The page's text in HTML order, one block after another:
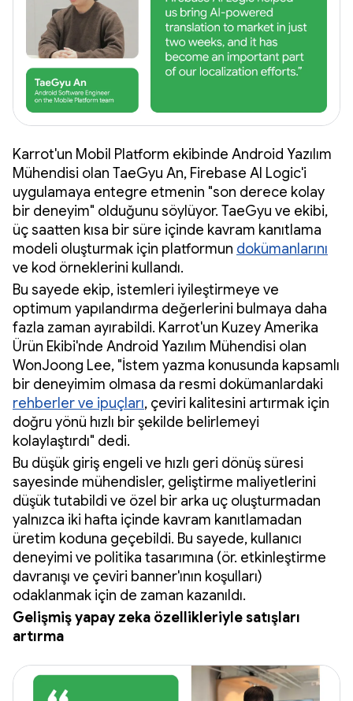
Karrot'un Mobil Platform ekibinde Android Yazılım
Mühendisi olan TaeGyu An, Firebase AI Logic'i
uygulamaya entegre etmenin "son derece kolay
bir deneyim" olduğunu söylüyor. TaeGyu ve ekibi,
üç saatten kısa bir süre içinde kavram kanıtlama
modeli oluşturmak için platformun dokümanlarını
ve kod örneklerini kullandı.
Bu sayede ekip, istemleri iyileştirmeye ve
optimum yapılandırma değerlerini bulmaya daha
fazla zaman ayırabildi. Karrot'un Kuzey Amerika
Ürün Ekibi'nde Android Yazılım Mühendisi olan
WonJoong Lee, "İstem yazma konusunda kapsamlı
bir deneyimim olmasa da resmi dokümanlardaki
rehberler ve ipuçları, çeviri kalitesini artırmak için
doğru yönü hızlı bir şekilde belirlemeyi
kolaylaştırdı" dedi.
Bu düşük giriş engeli ve hızlı geri dönüş süresi
sayesinde mühendisler, geliştirme maliyetlerini
düşük tutabildi ve özel bir arka uç oluşturmadan
yalnızca iki hafta içinde kavram kanıtlamadan
üretim koduna geçebildi. Bu sayede, kullanıcı
deneyimi ve politika tasarımına (ör. etkinleştirme
davranışı ve çeviri banner'ının koşulları)
odaklanmak için de zaman kazanıldı.
Gelişmiş yapay zeka özellikleriyle satışları
artırma